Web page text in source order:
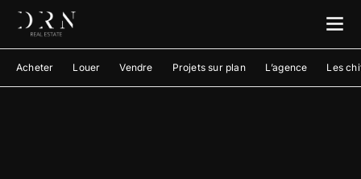
Acheter Louer Vendre Projets sur plan L’agence Les